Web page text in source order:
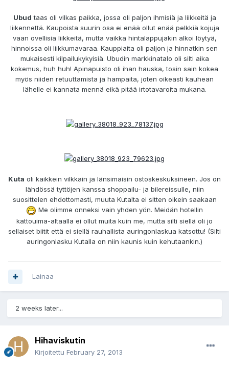
Ubud taas oli vilkas paikka, jossa oli paljon ihmisiä ja liikkeitä ja
liikennettä. Kaupoista suurin osa ei enää ollut enää pelkkiä kojuja
vaan ovellisia liikkeitä, mutta vaikka hintalappujakin alkoi löytyä,
hinnoissa oli liikkumavaraa. Kauppiaita oli paljon ja hinnatkin sen
mukaisesti kilpailukykyisiä. Ubudin markkinatalo oli silti aika
kokemus, huh huh! Apinapuisto oli ihan hauska, tosin sain kokea
myös niiden retuuttamista ja hampaita, joten oikeasti kauhean
lähelle ei kannata mennä eikä pitää irtotavaroita mukana.
Kuta oli kaikkein vilkkain ja länsimaisin ostoskeskuksineen. Jos on
lähdössä tyttöjen kanssa shoppailu- ja bilereissulle, niin
suosittelen ehdottomasti, muuta Kutalta ei sitten oikein saakaan
Me olimme onneksi vain yhden yön. Meidän hotellin
kattouima-altaalla ei ollut muita kuin me, mutta silti siellä oli jo
sellaiset biitit että ei siellä rauhallista auringonlaskua katsottu! (Silti
auringonlasku Kutalla on niin kaunis kuin kehutaankin.)
Lainaa
2 weeks later...
Hihaviskutin
Kirjoitettu February 27, 2013